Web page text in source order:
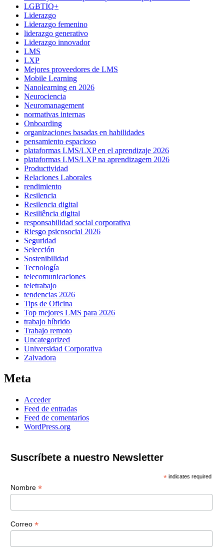
LGBTIQ+
Liderazgo
Liderazgo femenino
liderazgo generativo
Liderazgo innovador
LMS
LXP
Mejores proveedores de LMS
Mobile Learning
Nanolearning en 2026
Neurociencia
Neuromanagement
normativas internas
Onboarding
organizaciones basadas en habilidades
pensamiento espacioso
plataformas LMS/LXP en el aprendizaje 2026
plataformas LMS/LXP na aprendizagem 2026
Productividad
Relaciones Laborales
rendimiento
Resilencia
Resilencia digital
Resiliência digital
responsabilidad social corporativa
Riesgo psicosocial 2026
Seguridad
Selección
Sostenibilidad
Tecnología
telecomunicaciones
teletrabajo
tendencias 2026
Tips de Oficina
Top mejores LMS para 2026
trabajo híbrido
Trabajo remoto
Uncategorized
Universidad Corporativa
Zalvadora
Meta
Acceder
Feed de entradas
Feed de comentarios
WordPress.org
Suscríbete a nuestro Newsletter
* indicates required
Nombre *
Correo *